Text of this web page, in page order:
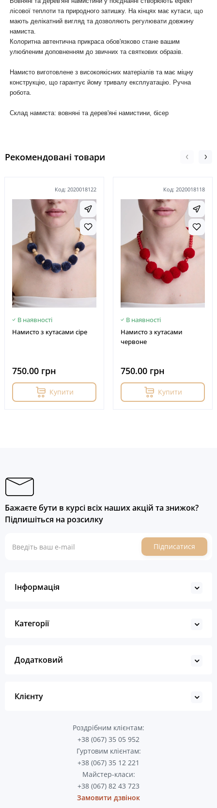
лісової теплоти та природного затишку. На кінцях має кутаси, що
мають делікатний вигляд та дозволяють регулювати довжину
намиста.
Колоритна автентична прикраса обов'язково стане вашим
улюбленим доповненням до звичних та святкових образів.
Намисто виготовлене з високоякісних матеріалів та має міцну
конструкцію, що гарантує йому тривалу експлуатацію. Ручна
робота.
Склад намиста: вовняні та дерев'яні намистини, бісер
Рекомендовані товари
Код: 2020018122
В наявності
Намисто з кутасами сіре
750.00 грн
Купити
Код: 2020018118
В наявності
Намисто з кутасами
червоне
750.00 грн
Купити
Бажаєте бути в курсі всіх наших акцій та знижок?
Підпишіться на розсилку
Підписатися
Інформація
Категорії
Додатковий
Клієнту
Роздрібним клієнтам:
+38 (067) 35 05 952
Гуртовим клієнтам:
+38 (067) 35 12 221
Майстер-класи:
+38 (067) 82 43 723
Замовити дзвінок